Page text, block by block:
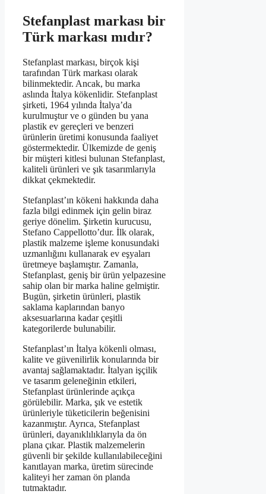
Stefanplast markası bir
Türk markası mıdır?
Stefanplast markası, birçok kişi
tarafından Türk markası olarak
bilinmektedir. Ancak, bu marka
aslında İtalya kökenlidir. Stefanplast
şirketi, 1964 yılında İtalya’da
kurulmuştur ve o günden bu yana
plastik ev gereçleri ve benzeri
ürünlerin üretimi konusunda faaliyet
göstermektedir. Ülkemizde de geniş
bir müşteri kitlesi bulunan Stefanplast,
kaliteli ürünleri ve şık tasarımlarıyla
dikkat çekmektedir.
Stefanplast’ın kökeni hakkında daha
fazla bilgi edinmek için gelin biraz
geriye dönelim. Şirketin kurucusu,
Stefano Cappellotto’dur. İlk olarak,
plastik malzeme işleme konusundaki
uzmanlığını kullanarak ev eşyaları
üretmeye başlamıştır. Zamanla,
Stefanplast, geniş bir ürün yelpazesine
sahip olan bir marka haline gelmiştir.
Bugün, şirketin ürünleri, plastik
saklama kaplarından banyo
aksesuarlarına kadar çeşitli
kategorilerde bulunabilir.
Stefanplast’ın İtalya kökenli olması,
kalite ve güvenilirlik konularında bir
avantaj sağlamaktadır. İtalyan işçilik
ve tasarım geleneğinin etkileri,
Stefanplast ürünlerinde açıkça
görülebilir. Marka, şık ve estetik
ürünleriyle tüketicilerin beğenisini
kazanmıştır. Ayrıca, Stefanplast
ürünleri, dayanıklılıklarıyla da ön
plana çıkar. Plastik malzemelerin
güvenli bir şekilde kullanılabileceğini
kanıtlayan marka, üretim sürecinde
kaliteyi her zaman ön planda
tutmaktadır.